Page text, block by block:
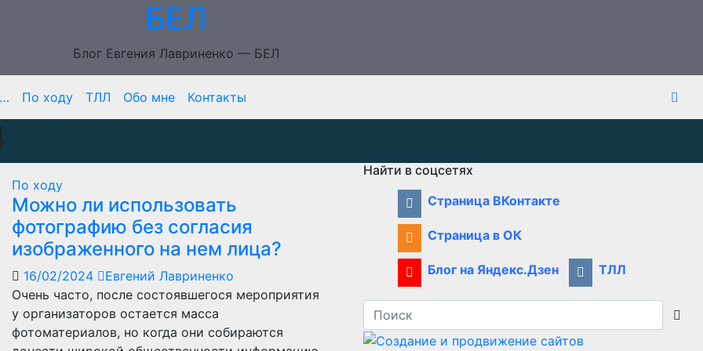
БЕЛ
Блог Евгения Лавриненко — БЕЛ
По ходу ТЛЛ Обо мне Контакты
По ходу
Можно ли использовать
фотографию без согласия
изображенного на нем лица?
16/02/2024
Евгений Лавриненко
Очень часто, после состоявшегося мероприятия
у организаторов остается масса
фотоматериалов, но когда они собираются
Найти в соцсетях
Страница ВКонтакте
Страница в ОК
Блог на Яндекс.Дзен ТЛЛ